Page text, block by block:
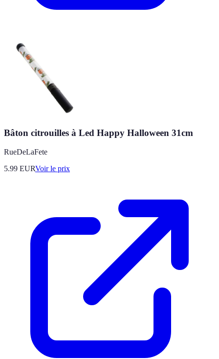
Bâton citrouilles à Led Happy Halloween 31cm
RueDeLaFete
5.99 EURVoir le prix